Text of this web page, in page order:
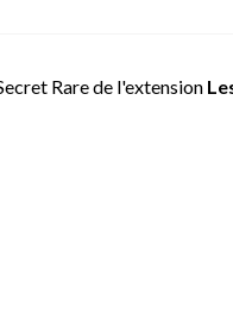
Rare de l'extension